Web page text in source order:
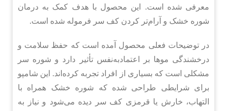
معرفی شده است. این محصول با هدف کمک به درمان
شوره خشک و آرام‌تر کردن کف سر فرموله شده است.
در توضیحات فعلی محصول آمده است که حفظ سلامت و
درخشندگی موها بر اعتمادبه‌نفس تأثیر دارد و شوره سر
مشکلی است که بسیاری از افراد تجربه کرده‌اند. این شامپو
برای شرایطی طراحی شده که شوره خشک همراه با
التهاب، خارش یا قرمزی کف سر دیده می‌شود و نیاز به